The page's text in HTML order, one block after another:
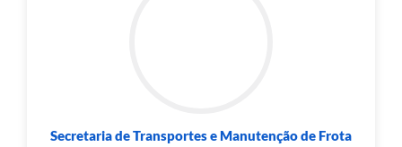
Secretaria de Transportes e Manutenção de Frota